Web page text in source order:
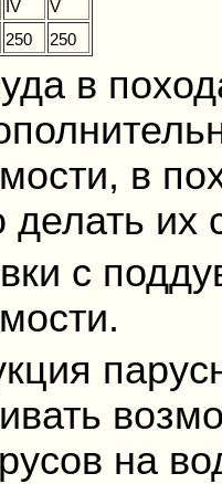
IV
V
250 250
в
в
делать их
с
на